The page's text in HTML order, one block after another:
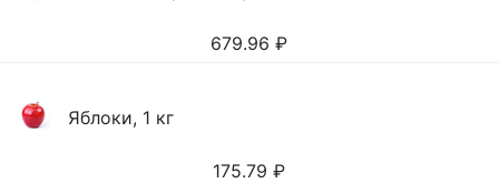
679.96 ₽
Яблоки, 1 кг
175.79 ₽